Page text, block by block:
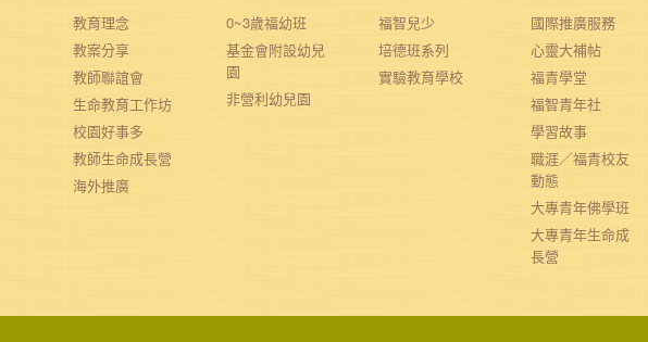
教育理念
教案分享
教師聯誼會
生命教育工作坊
校園好事多
教師生命成長營
海外推廣
0~3歲福幼班
基金會附設幼兒
園
非營利幼兒園
福智兒少
培德班系列
實驗教育學校
國際推廣服務
心靈大補帖
福青學堂
福智青年社
學習故事
職涯／福青校友
動態
大專青年佛學班
大專青年生命成
長營